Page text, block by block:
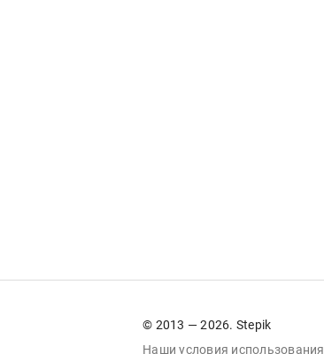
© 2013 — 2026. Stepik
Наши условия использования